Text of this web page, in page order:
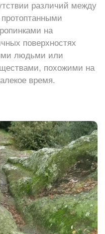
различий между
на
поверхностях
людьми или
похожими на
время.